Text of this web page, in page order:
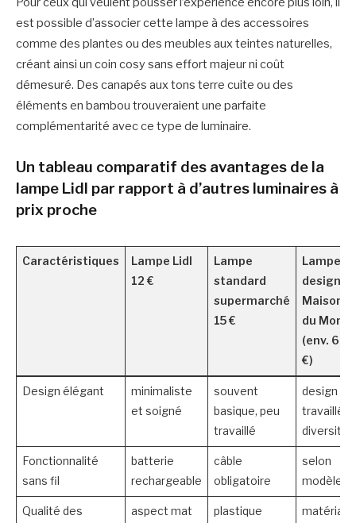
est possible d’associer cette lampe à des accessoires
comme des plantes ou des meubles aux teintes naturelles,
créant ainsi un coin cosy sans effort majeur ni coût
démesuré. Des canapés aux tons terre cuite ou des
éléments en bambou trouveraient une parfaite
complémentarité avec ce type de luminaire.
Un tableau comparatif des avantages de la
lampe Lidl par rapport à d’autres luminaires à
prix proche
Caractéristiques
Lampe Lidl
12 €
Lampe
standard
supermarché
15 €
Lampe
design
Maisons
du
(env. 60
€)
Design élégant
minimaliste
et soigné
souvent
basique, peu
travaillé
design
travaillé,
diversité
Fonctionnalité
sans fil
batterie
rechargeable
câble
obligatoire
selon
modèle
Qualité des
aspect mat
plastique
matériaux